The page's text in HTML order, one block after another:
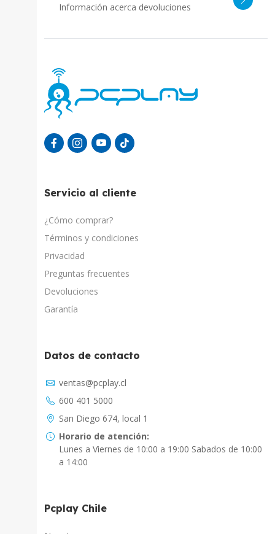
Información acerca devoluciones
Servicio al cliente
¿Cómo comprar?
Términos y condiciones
Privacidad
Preguntas frecuentes
Devoluciones
Garantía
Datos de contacto
ventas@pcplay.cl
600 401 5000
San Diego 674, local 1
Horario de atención:
Lunes a Viernes de 10:00 a 19:00 Sabados de 10:00
a 14:00
Pcplay Chile
Chat con IA
PcPlay Santiago / Web
Hola soy Freddy, en que puedo ayudarte...
PcPlay Santiago / Tienda
PCPlay Osorno